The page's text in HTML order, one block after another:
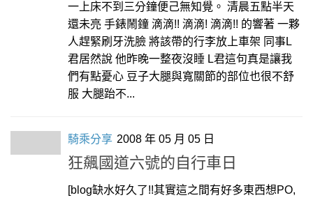
一上床不到三分鐘便己無知覺。 清晨五點半天
還未亮 手錶鬧鐘 滴滴!! 滴滴! 滴滴!! 的響著 一夥
人趕緊刷牙洗臉 將該帶的行李放上車架 同事L
君居然說 他昨晚一整夜沒睡 L君這句真是讓我
們有點憂心 豆子大腿與寬關節的部位也很不舒
服 大腿跆不...
騎乘分享 2008 年 05 月 05 日
狂飆國道六號的自行車日
[blog缺水好久了!!其實這之間有好多東西想PO,